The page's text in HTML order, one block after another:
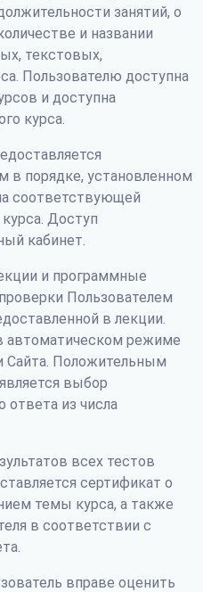
занятий, о
и названии
текстовых,
Пользователю доступна
и доступна
курса.
в порядке, установленном
соответствующей
Доступ
кабинет.
и программные
Пользователем
в лекции.
автоматическом режиме
Положительным
выбор
ответа из числа
всех тестов
сертификат о
темы курса, а также
в соответствии с
вправе оценить